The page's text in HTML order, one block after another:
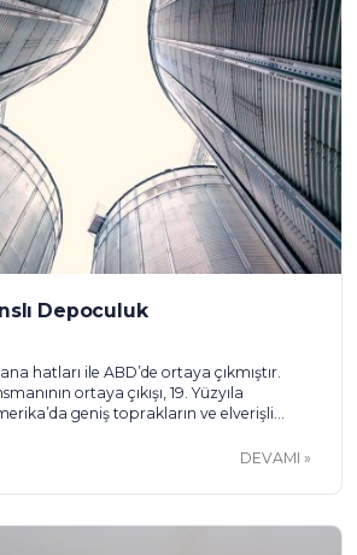
Depoculuk
hatları ile ABD’de ortaya çıkmıştır.
ortaya çıkışı, 19. Yüzyıla
geniş toprakların ve elverişli
Tahıl ihracatında ülkemizde
kış aylarında yükselmektedir. Bunun
DEVAMI